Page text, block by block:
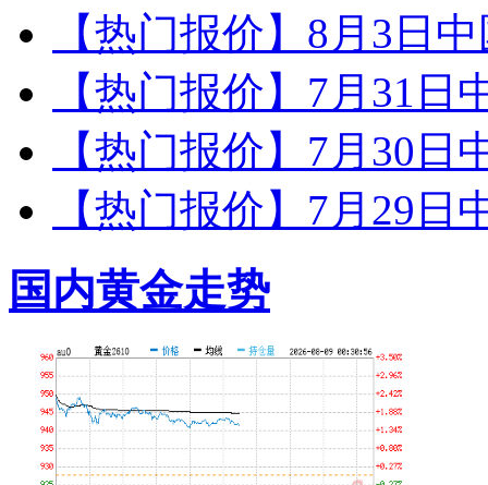
【热门报价】8月3日
【热门报价】7月31
【热门报价】7月30
【热门报价】7月29
国内黄金走势